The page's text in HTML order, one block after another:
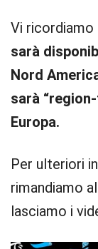
Vi ricordiamo
sarà
Nord
sarà
Europa.
Per ulteriori
rimandiamo al
lasciamo i